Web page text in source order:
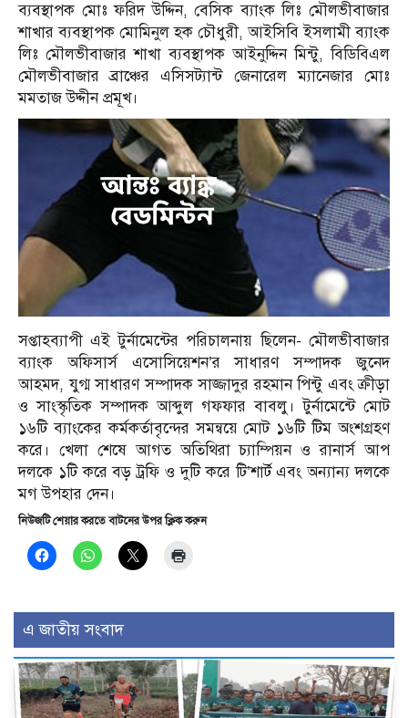
ব্যবস্থাপক মোঃ ফরিদ উদ্দিন, বেসিক ব্যাংক লিঃ মৌলভীবাজার
শাখার ব্যবস্থাপক মোমিনুল হক চৌধুরী, আইসিবি ইসলামী ব্যাংক
লিঃ মৌলভীবাজার শাখা ব্যবস্থাপক আইনুদ্দিন মিন্টু, বিডিবিএল
মৌলভীবাজার ব্রাঞ্চের এসিসট্যান্ট জেনারেল ম্যানেজার মোঃ
মমতাজ উদ্দীন প্রমূখ।
সপ্তাহব্যাপী এই টুর্নামেন্টের পরিচালনায় ছিলেন- মৌলভীবাজার
ব্যাংক অফিসার্স এসোসিয়েশন’র সাধারণ সম্পাদক জুনেদ
আহমদ, যুগ্ম সাধারণ সম্পাদক সাজ্জাদুর রহমান পিন্টু এবং ক্রীড়া
ও সাংস্কৃতিক সম্পাদক আব্দুল গফফার বাবলু। টুর্নামেন্টে মোট
১৬টি ব্যাংকের কর্মকর্তাবৃন্দের সমন্বয়ে মোট ১৬টি টিম অংশগ্রহণ
করে। খেলা শেষে আগত অতিথিরা চ্যাম্পিয়ন ও রানার্স আপ
দলকে ১টি করে বড় ট্রফি ও দুটি করে টি’শার্ট এবং অন্যান্য দলকে
মগ উপহার দেন।
নিউজটি শেয়ার করতে বাটনের উপর ক্লিক করুন
এ জাতীয় সংবাদ